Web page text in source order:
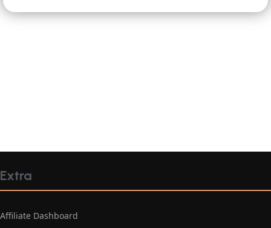
Extra
Affiliate Dashboard